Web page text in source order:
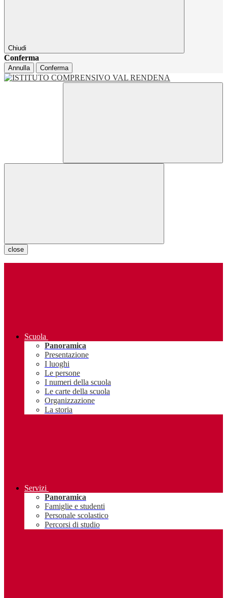
Chiudi
Conferma
Annulla Conferma
close
Scuola
Panoramica
Presentazione
I luoghi
Le persone
I numeri della scuola
Le carte della scuola
Organizzazione
La storia
Servizi
Panoramica
Famiglie e studenti
Personale scolastico
Percorsi di studio